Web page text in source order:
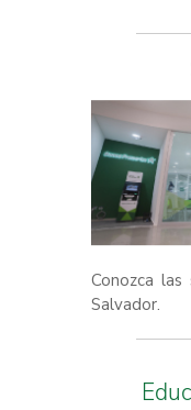
Conozca
Salvador.